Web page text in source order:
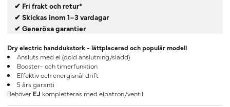
✔ Fri frakt och retur*
✔ Skickas inom 1–3 vardagar
✔ Generösa garantier
Dry electric handdukstork - lättplacerad och populär modell
Ansluts med el (dold anslutning/sladd)
Booster- och timerfunktion
Effektiv och energisnål drift
5 års garanti
Behöver EJ kompletteras med elpatron/ventil